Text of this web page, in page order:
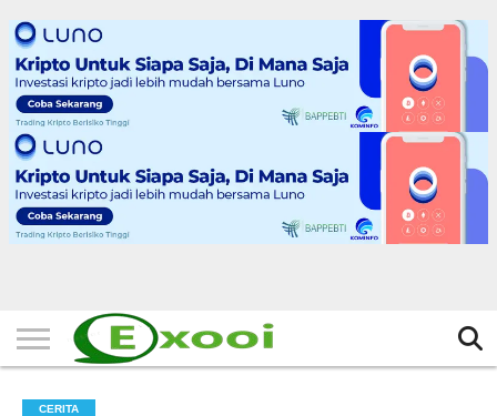
HOME
FILTER
BERITA
BIODATA
CERITA
CERPEN
EKSKLUSIF
FOTO
VIDEO
TIPS
MORE
CERITA